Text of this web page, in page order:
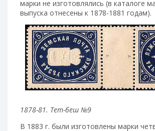
марки не изготовлялись (в каталоге
выпуска отнесены к 1878-1881 годам).
1878-81. Тет-беш №9
В 1883 г. были изготовлены марки